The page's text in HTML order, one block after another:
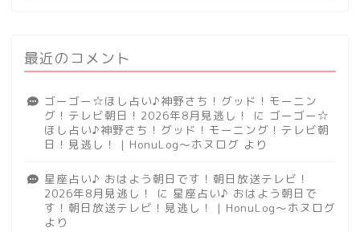
最近のコメント
ゴーゴー☆ほし占い♪神野さち！グッド！モーニン
グ！テレビ朝日！2026年8月見逃し！
に ゴーゴー☆
ほし占い♪神野さち！グッド！モーニング！テレビ朝
日！見逃し！ | HonuLog～ホヌログ より
星座占い♪ おはよう朝日です！朝日放送テレビ！
2026年8月見逃し！
に 星座占い♪ おはよう朝日で
す！朝日放送テレビ！見逃し！ | HonuLog～ホヌログ
より